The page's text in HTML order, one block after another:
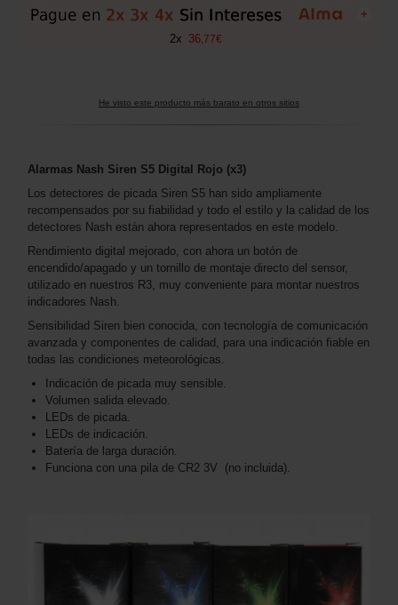
+
2x 36, 77€
He visto este producto más barato en otros sitios
Alarmas Nash Siren S5 Digital Rojo (x3)
Los detectores de picada Siren S5 han sido ampliamente
recompensados por su fiabilidad y todo el estilo y la calidad de los
detectores Nash están ahora representados en este modelo.
Rendimiento digital mejorado, con ahora un botón de
encendido/apagado y un tornillo de montaje directo del sensor,
utilizado en nuestros R3, muy conveniente para montar nuestros
indicadores Nash.
Sensibilidad Siren bien conocida, con tecnología de comunicación
avanzada y componentes de calidad, para una indicación fiable en
todas las condiciones meteorológicas.
Indicación de picada muy sensible.
Volumen salida elevado.
LEDs de picada.
LEDs de indicación.
Batería de larga duración.
Funciona con una pila de CR2 3V (no incluida).